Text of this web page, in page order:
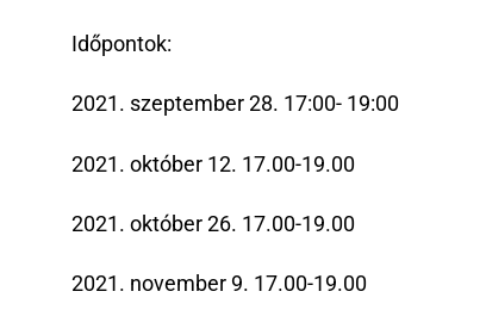
Időpontok:
2021. szeptember 28. 17:00- 19:00
2021. október 12. 17.00-19.00
2021. október 26. 17.00-19.00
2021. november 9. 17.00-19.00